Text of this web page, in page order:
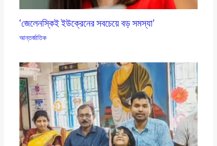
‘জেলেনস্কিই ইউক্রেনের সবচেয়ে বড় সমস্যা’
আন্তর্জাতিক